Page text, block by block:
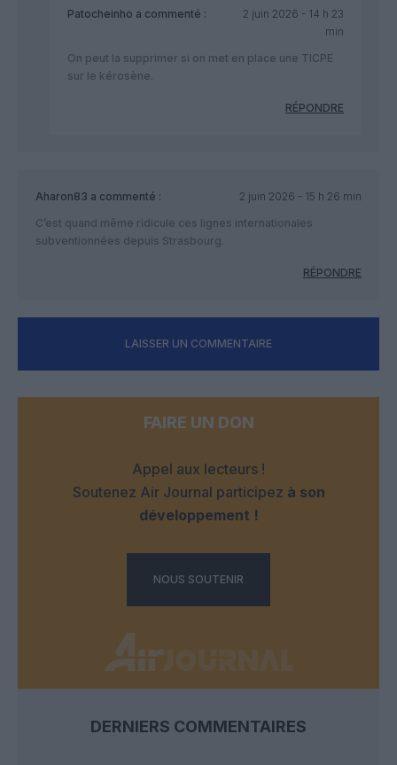
Patocheinho a commenté :
2 juin 2026 - 14 h 23
min
On peut la supprimer si on met en place une TICPE
sur le kérosène.
RÉPONDRE
Aharon83 a commenté :
2 juin 2026 - 15 h 26 min
C’est quand même ridicule ces lignes internationales
subventionnées depuis Strasbourg.
RÉPONDRE
LAISSER UN COMMENTAIRE
FAIRE UN DON
Appel aux lecteurs !
Soutenez Air Journal participez à son
développement !
NOUS SOUTENIR
DERNIERS COMMENTAIRES